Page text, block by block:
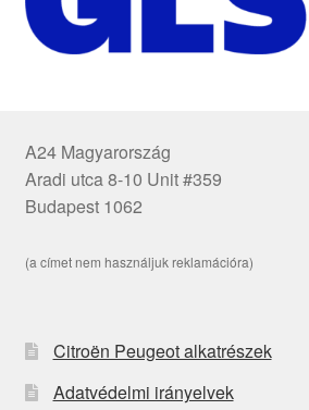
A24 Magyarország
Aradi utca 8-10 Unit #359
Budapest 1062
(a címet nem használjuk reklamációra)
Citroën Peugeot alkatrészek
Adatvédelmi irányelvek